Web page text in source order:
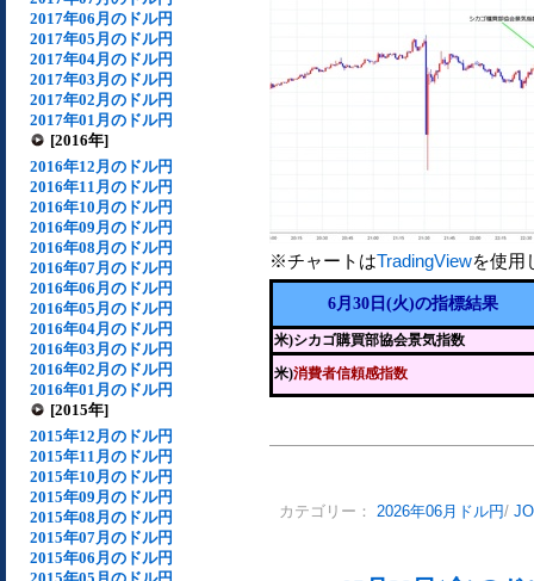
2017年06月のドル円
2017年05月のドル円
2017年04月のドル円
2017年03月のドル円
2017年02月のドル円
2017年01月のドル円
[2016年]
2016年12月のドル円
2016年11月のドル円
2016年10月のドル円
2016年09月のドル円
2016年08月のドル円
2016年07月のドル円
2016年06月のドル円
2016年05月のドル円
2016年04月のドル円
2016年03月のドル円
2016年02月のドル円
2016年01月のドル円
[2015年]
2015年12月のドル円
2015年11月のドル円
2015年10月のドル円
2015年09月のドル円
2015年08月のドル円
2015年07月のドル円
2015年06月のドル円
※チャートはTradingViewを使用
6月30日(火)の指標結果
米)シカゴ購買部協会景気指数
米)消費者信頼感指数
カテゴリー： 2026年06月ドル円/